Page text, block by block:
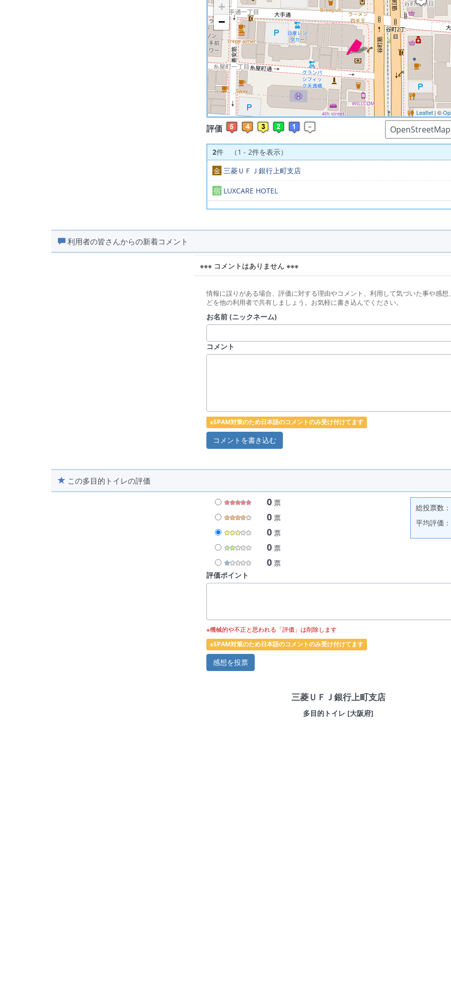
※ マップを検索、表示中です ※
+
−
Leaflet| ©
評価
2件 （1 - 2件を表示）
金 三菱ＵＦＪ銀行上町支店
宿 LUXCARE HOTEL
利用者の皆さんからの新着コメント
※※※ コメントはありません ※※※
情報に誤りがある場合、評価に対する理由やコメント、利用して気づいた事や感想
どを他の利用者で共有しましょう。お気軽に書き込んでください。
お名前 (ニックネーム)
コメント
※SPAM対策のため日本語のコメントのみ受け付けてます
この多目的トイレの評価
0票
0票
0票
0票
0票
総投票数
平均評価
評価ポイント
※機械的や不正と思われる「評価」は削除します
※SPAM対策のため日本語のコメントのみ受け付けてます
三菱ＵＦＪ銀行上町支店
多目的トイレ [大阪府]